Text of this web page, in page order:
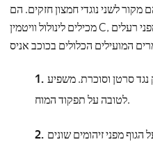
לשני נוגדי חמצון חזקים. הם
מכילים לינולול וויטמין C, המגנים בצורה מושלמת על הגוף מפני רעלים
נגד סרטן וסוכרת. משפיע
לטובה על תפקוד המוח.